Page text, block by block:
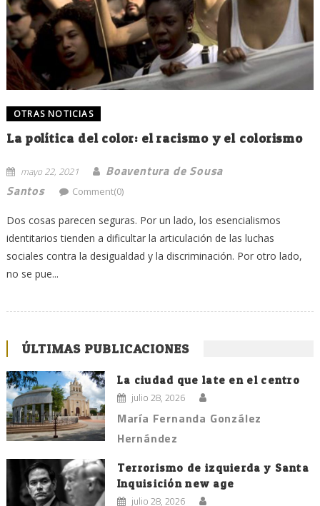
OTRAS NOTICIAS
La política del color: el racismo y el colorismo
mayo 22, 2021
Boaventura de Sousa
Santos
Comment(0)
Dos cosas parecen seguras. Por un lado, los esencialismos
identitarios tienden a dificultar la articulación de las luchas
sociales contra la desigualdad y la discriminación. Por otro lado,
no se pue...
ÚLTIMAS PUBLICACIONES
La ciudad que late en el centro
julio 28, 2026
María Fernanda González
Hernández
Terrorismo de izquierda y Santa
Inquisición new age
julio 28, 2026